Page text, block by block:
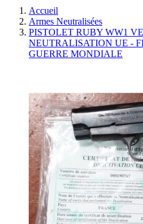
Accueil
Armes Neutralisées
PISTOLET RUBY WW1
NEUTRALISATION UE -
GUERRE MONDIALE